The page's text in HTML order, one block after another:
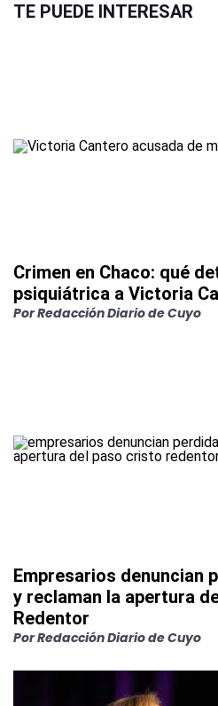
TE PUEDE INTERESAR
Crimen en Chaco: qué
psiquiátrica a Victoria
PorRedacción Diario de Cuyo
Empresarios denuncian
y reclaman la apertura
Redentor
PorRedacción Diario de Cuyo